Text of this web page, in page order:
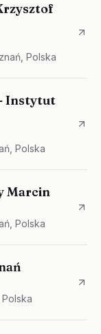
Polska
Instytut
Polska
Marcin
Polska